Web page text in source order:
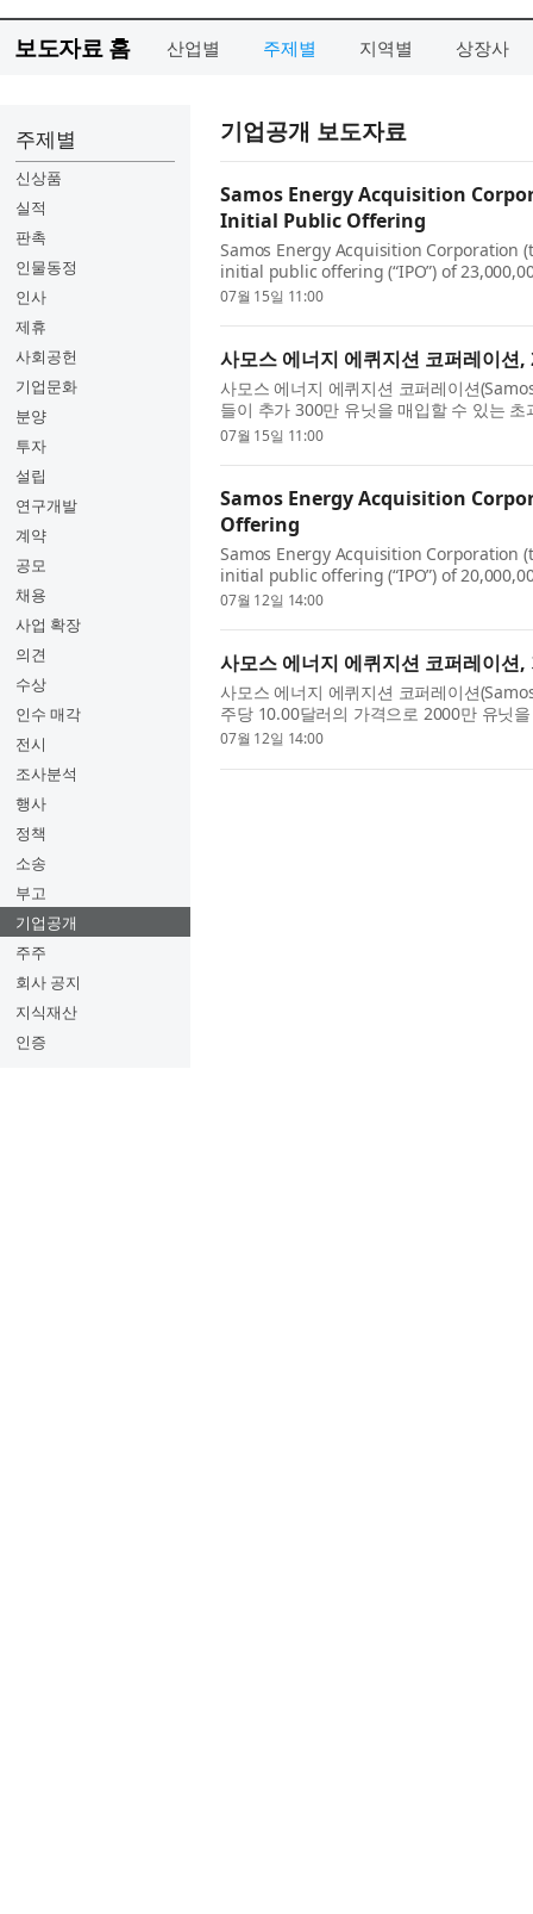
보도자료 홈 산업별 주제별 지역별 상장사
주제별
신상품
실적
판촉
인물동정
인사
제휴
사회공헌
기업문화
분양
투자
설립
연구개발
계약
공모
채용
사업 확장
의견
수상
인수 매각
전시
조사분석
행사
정책
소송
부고
기업공개
주주
회사 공지
지식재산
인증
기업공개 보도자료
Samos Energy Acquisition
Initial Public Offering
Samos Energy Acquisition Corporation
initial public offering (“IPO”) of
underwriters of their overallotment
07월 15일 11:00
사모스 에너지 에퀴지션 코퍼레이션
사모스 에너지 에퀴지션 코퍼레이션
들이 추가 300만 유닛을 매입할 수 있는
규모의 기업공개(Initial Public Offering,
07월 15일 11:00
Samos Energy Acquisition
Offering
Samos Energy Acquisition Corporation
initial public offering (“IPO”) of
be listed on the New York Stock
07월 12일 14:00
사모스 에너지 에퀴지션 코퍼레이션
사모스 에너지 에퀴지션 코퍼레이션
주당 10.00달러의 가격으로 2000만 유닛
유닛은 뉴욕증권거래소(‘NYSE’)에 상장돼
07월 12일 14:00